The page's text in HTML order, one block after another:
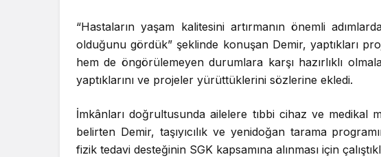
“Hastaların yaşam kalitesini artırmanın önemli
olduğunu gördük” şeklinde konuşan Demir, yaptıkları
hem de öngörülemeyen durumlara karşı hazırlıklı
yaptıklarını ve projeler yürüttüklerini sözlerine ekledi.
İmkânları doğrultusunda ailelere tıbbi cihaz ve medikal
belirten Demir, taşıyıcılık ve yenidoğan tarama
fizik tedavi desteğinin SGK kapsamına alınması için